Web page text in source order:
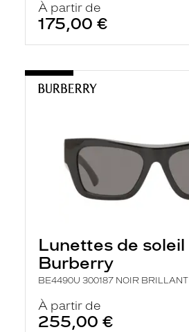
À partir de
175,00 €
Lunettes de soleil
Burberry
BE4490U 300187 NOIR BRILLANT
À partir de
255,00 €